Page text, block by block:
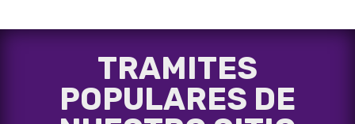
TRAMITES
POPULARES DE